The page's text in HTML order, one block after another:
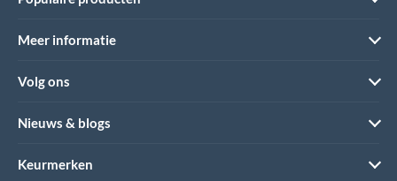
Meer informatie
Volg ons
Nieuws & blogs
Keurmerken